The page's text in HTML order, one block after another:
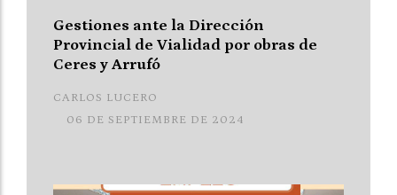
Gestiones ante la Dirección
Provincial de Vialidad por obras de
Ceres y Arrufó
CARLOS LUCERO
06 DE SEPTIEMBRE DE 2024